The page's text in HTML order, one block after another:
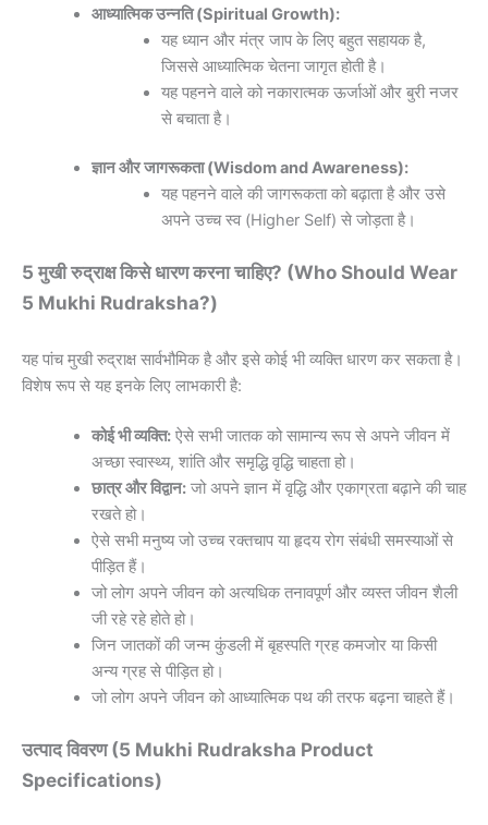
आध्यात्मिक उन्नति (Spiritual Growth):
यह ध्यान और मंत्र जाप के लिए बहुत सहायक है,
जिससे आध्यात्मिक चेतना जागृत होती है।
यह पहनने वाले को नकारात्मक ऊर्जाओं और बुरी नजर
से बचाता है।
ज्ञान और जागरूकता (Wisdom and Awareness):
यह पहनने वाले की जागरूकता को बढ़ाता है और उसे
अपने उच्च स्व (Higher Self) से जोड़ता है।
5 मुखी रुद्राक्ष किसे धारण करना चाहिए? (Who Should Wear
5 Mukhi Rudraksha?)
यह पांच मुखी रुद्राक्ष सार्वभौमिक है और इसे कोई भी व्यक्ति धारण कर सकता है।
विशेष रूप से यह इनके लिए लाभकारी है:
कोई भी व्यक्ति:ऐसे सभी जातक को सामान्य रूप से अपने जीवन में
अच्छा स्वास्थ्य, शांति और समृद्धि वृद्धि चाहता हो।
छात्र और विद्वान:जो अपने ज्ञान में वृद्धि और एकाग्रता बढ़ाने की चाह
रखते हो।
ऐसे सभी मनुष्य जो उच्च रक्तचाप या हृदय रोग संबंधी समस्याओं से
पीड़ित हैं।
जो लोग अपने जीवन को अत्यधिक तनावपूर्ण और व्यस्त जीवन शैली
जी रहे रहे होते हो।
जिन जातकों की जन्म कुंडली में बृहस्पति ग्रह कमजोर या किसी
अन्य ग्रह से पीड़ित हो।
जो लोग अपने जीवन को आध्यात्मिक पथ की तरफ बढ़ना चाहते हैं।
उत्पाद विवरण (5 Mukhi Rudraksha Product
Specifications)